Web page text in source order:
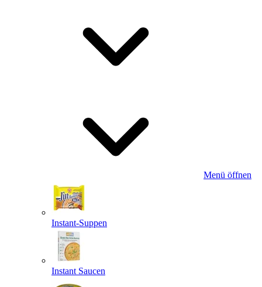
Menü öffnen
Instant-Suppen
Instant Saucen